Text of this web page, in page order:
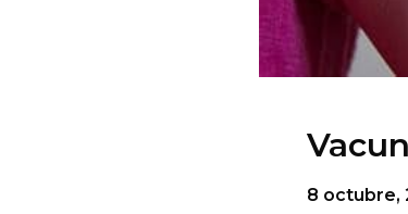
8 octubre,